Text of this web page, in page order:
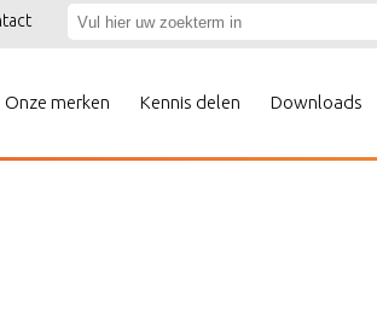
Onze merken Kennis delen Downloads